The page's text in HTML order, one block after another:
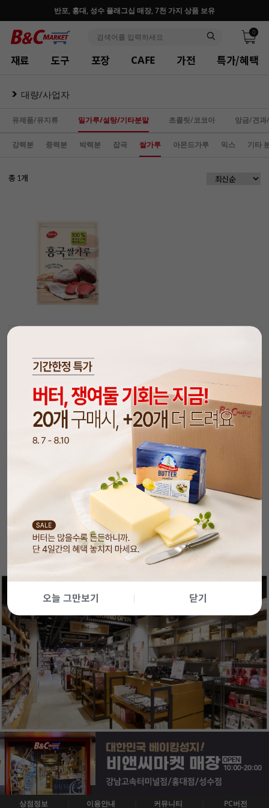
오늘 그만보기 닫기
반포, 홍대, 성수 플래그십 매장, 7천 가지 상품 보유
0
재료 도구 포장 CAFE 가전 특가/혜택
대량/사업자
유제품/유지류 밀가루/설탕/기타분말 초콜릿/코코아 앙금/견
강력분 중력분 박력분 잡곡 쌀가루 아몬드가루 믹스 기타
총 1개
홍국쌀가루(1kg/천연색소/레
드벨벳)
46,900
원
원
1
상점정보 이용안내 커뮤니티 PC버전